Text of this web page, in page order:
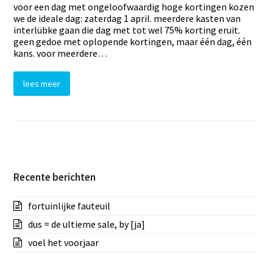
voor een dag met ongeloofwaardig hoge kortingen kozen
we de ideale dag: zaterdag 1 april. meerdere kasten van
interlübke gaan die dag met tot wel 75% korting eruit.
geen gedoe met oplopende kortingen, maar één dag, één
kans. voor meerdere…
lees meer
Recente berichten
fortuinlijke fauteuil
dus = de ultieme sale, by [ja]
voel het voorjaar